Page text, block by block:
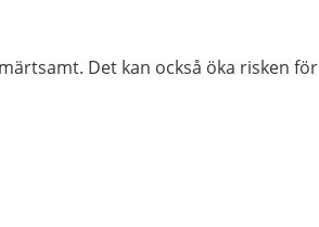
Det kan också öka risken för